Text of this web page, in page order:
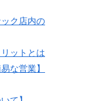
ク店内の
ットとは
な営業】